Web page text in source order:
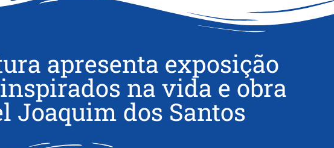
apresenta exposição
na vida e obra
Joaquim dos Santos